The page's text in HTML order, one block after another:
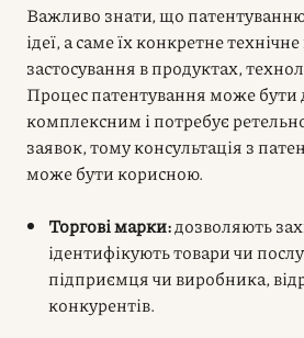
Важливо знати, що патентуванню
ідеї, а саме їх конкретне
застосування в продуктах,
Процес патентування може бути
комплексним і потребує
заявок, тому консультація з
може бути корисною.
Торгові марки:дозволяють
ідентифікують товари чи
підприємця чи виробника,
конкурентів.